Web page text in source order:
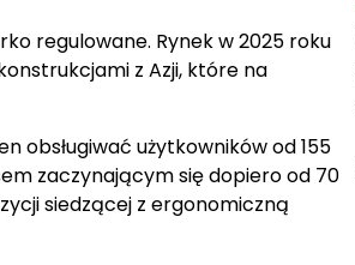
regulowane. Rynek w 2025 roku
z Azji, które na
obsługiwać użytkowników od 155
zaczynającym się dopiero od 70
siedzącej z ergonomiczną